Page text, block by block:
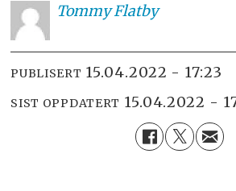
Tommy Flatby
PUBLISERT 15.04.2022 - 17:23
SIST OPPDATERT 15.04.2022 -